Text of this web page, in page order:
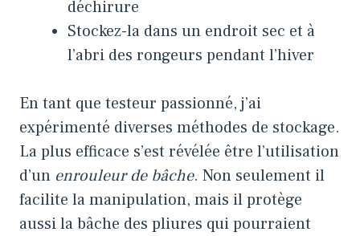
déchirure
Stockez-la dans un endroit sec et à
l’abri des rongeurs pendant l’hiver
En tant que testeur passionné, j’ai
expérimenté diverses méthodes de stockage.
La plus efficace s’est révélée être l’utilisation
d’un enrouleur de bâche. Non seulement il
facilite la manipulation, mais il protège
aussi la bâche des pliures qui pourraient